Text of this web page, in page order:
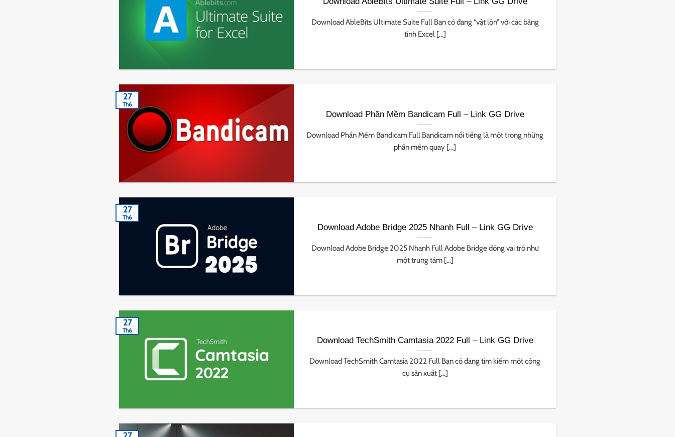
Download AbleBits Ultimate Suite Full Bạn có đang “vật lộn” với các bảng
tính Excel [...]
Download Phần Mềm Bandicam Full – Link GG Drive
Download Phần Mềm Bandicam Full Bandicam nổi tiếng là một trong những
phần mềm quay [...]
27
Th6
Download Adobe Bridge 2025 Nhanh Full – Link GG Drive
Download Adobe Bridge 2025 Nhanh Full Adobe Bridge đóng vai trò như
một trung tâm [...]
27
Th6
Download TechSmith Camtasia 2022 Full – Link GG Drive
Download TechSmith Camtasia 2022 Full Bạn có đang tìm kiếm một công
cụ sản xuất [...]
27
Th6